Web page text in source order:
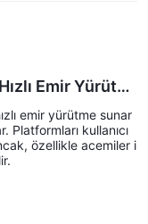
Emir Yürütm
emir yürütme sunar
kullanıcı
özellikle acemiler i